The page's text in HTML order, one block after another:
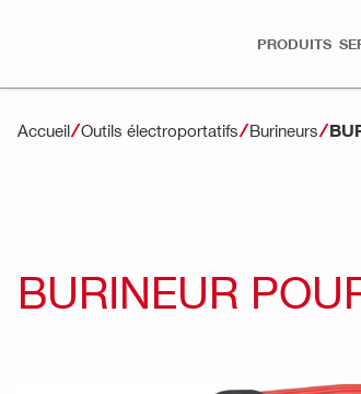
PRODUITS
Accueil Outils électroportatifs Burineurs
BURINEUR